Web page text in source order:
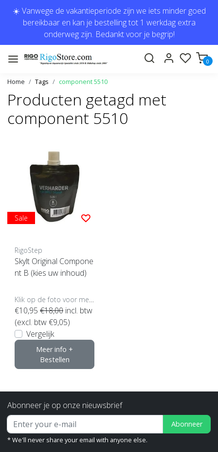
☀️ Vanwege de vakantieperiode zijn we iets minder goed
bereikbaar en kan je bestelling tot 1 werkdag extra
onderweg zijn. Bedankt voor je begrip!
0
Home Tags component 5510
Producten getagd met
component 5510
Sale
RigoStep
Skylt Original Compone
nt B (kies uw inhoud)
€10,95 €18,00 incl. btw
(excl. btw €9,05)
Vergelijk
Meer info +
Bestellen
Abonneer je op onze nieuwsbrief
Abonneer
* We'll never share your email with anyone else.